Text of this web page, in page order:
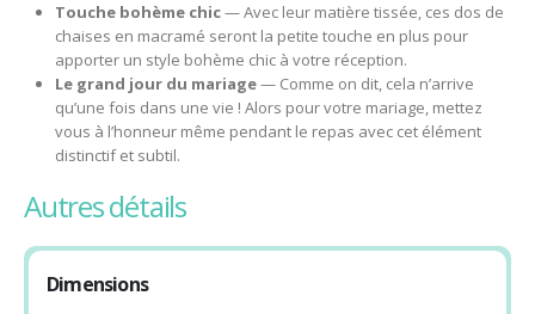
Touche bohème chic— Avec leur matière tissée, ces dos de
chaises en macramé seront la petite touche en plus pour
apporter un style bohème chic à votre réception.
Le grand jour du mariage— Comme on dit, cela n’arrive
qu’une fois dans une vie ! Alors pour votre mariage, mettez
vous à l’honneur même pendant le repas avec cet élément
distinctif et subtil.
autres détails
Dimensions